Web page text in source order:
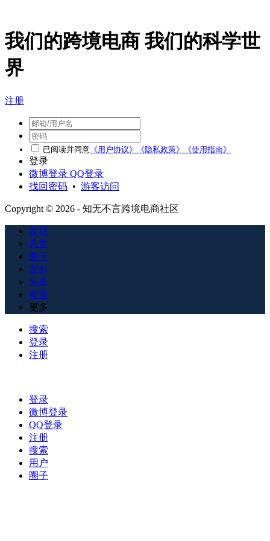
我们的跨境电商 我们的科学世
界
注册
已阅读并同意 《用户协议》 《隐私政策》 《使用指南》
登录
微博登录 QQ登录
找回密码 • 游客访问
Copyright © 2026 - 知无不言跨境电商社区
发现
悬赏
圈子
发起
头条
资源
更多
搜索
登录
注册
登录
微博登录
QQ登录
注册
搜索
用户
圈子